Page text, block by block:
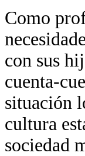
Como
con sus
cuenta-
situación
cultura
sociedad